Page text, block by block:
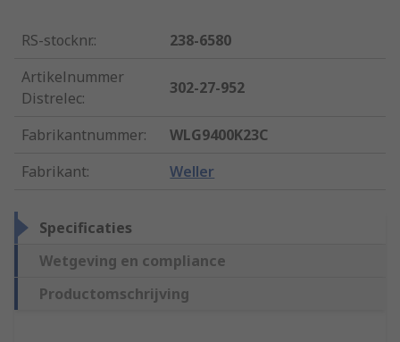
RS-stocknr.:
238-6580
Artikelnummer
Distrelec:
302-27-952
Fabrikantnummer:
WLG9400K23C
Fabrikant: Weller
Specificaties
Wetgeving en compliance
Productomschrijving